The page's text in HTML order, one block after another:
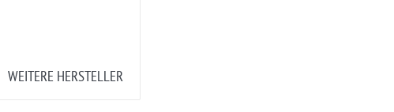
WEITERE HERSTELLER